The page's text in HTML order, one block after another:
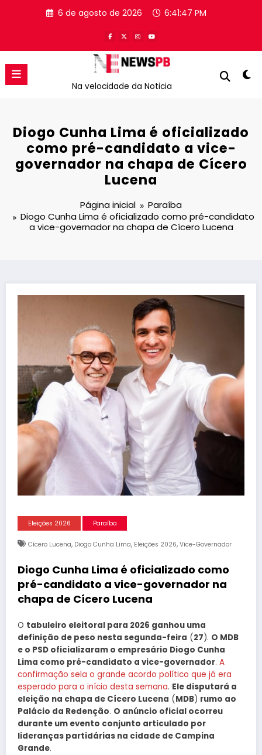
6 de agosto de 2026 6:41:47 PM
Na velocidade da Noticia
Diogo Cunha Lima é oficializado
como pré-candidato a vice-
governador na chapa de Cícero
Lucena
Página inicial
Paraíba
Diogo Cunha Lima é oficializado como pré-candidato
a vice-governador na chapa de Cícero Lucena
Eleições 2026 Paraíba
Cícero Lucena, Diogo Cunha Lima, Eleições 2026, Vice-Governador
Diogo Cunha Lima é oficializado como
pré-candidato a vice-governador na
chapa de Cícero Lucena
O tabuleiro eleitoral para 2026 ganhou uma
definição de peso nesta segunda-feira (27). O MDB
e o PSD oficializaram o empresário Diogo Cunha
Lima como pré-candidato a vice-governador. A
confirmação sela o grande acordo político que já era
esperado para o início desta semana. Ele disputará a
eleição na chapa de Cícero Lucena (MDB) rumo ao
Palácio da Redenção. O anúncio oficial ocorreu
durante um evento conjunto articulado por
lideranças partidárias na cidade de Campina
Grande.